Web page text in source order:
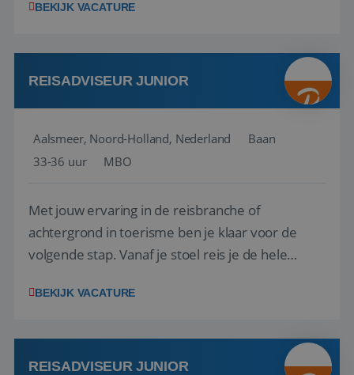
wensen van je team, je klant en wat er in de
klanten te overtuigen om die droomreis te
boeken! ...
BEKIJK VACATURE
REISADVISEUR JUNIOR
Aalsmeer, Noord-Holland, Nederland
Baan
33-36 uur
MBO
Met jouw ervaring in de reisbranche of
achtergrond in toerisme ben je klaar voor de
volgende stap. Vanaf je stoel reis je de hele
wensen van je team, je klant en wat er in de
klanten te overtuigen om die droomreis te
boeken! ...
BEKIJK VACATURE
REISADVISEUR JUNIOR